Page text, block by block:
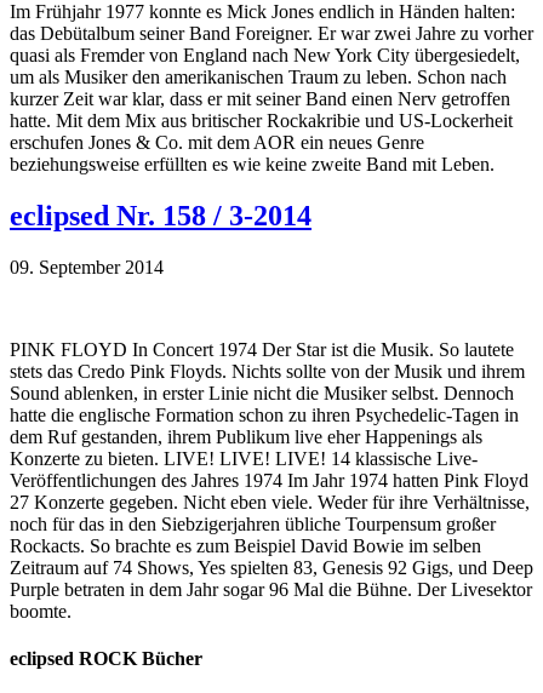
Im Frühjahr 1977 konnte es Mick Jones endlich in Händen halten:
das Debütalbum seiner Band Foreigner. Er war zwei Jahre zu vorher
quasi als Fremder von England nach New York City übergesiedelt,
um als Musiker den amerikanischen Traum zu leben. Schon nach
kurzer Zeit war klar, dass er mit seiner Band einen Nerv getroffen
hatte. Mit dem Mix aus britischer Rockakribie und US-Lockerheit
erschufen Jones & Co. mit dem AOR ein neues Genre
beziehungsweise erfüllten es wie keine zweite Band mit Leben.
eclipsed Nr. 158 / 3-2014
09. September 2014
PINK FLOYD In Concert 1974 Der Star ist die Musik. So lautete
stets das Credo Pink Floyds. Nichts sollte von der Musik und ihrem
Sound ablenken, in erster Linie nicht die Musiker selbst. Dennoch
hatte die englische Formation schon zu ihren Psychedelic-Tagen in
dem Ruf gestanden, ihrem Publikum live eher Happenings als
Konzerte zu bieten. LIVE! LIVE! LIVE! 14 klassische Live-
Veröffentlichungen des Jahres 1974 Im Jahr 1974 hatten Pink Floyd
27 Konzerte gegeben. Nicht eben viele. Weder für ihre Verhältnisse,
noch für das in den Siebzigerjahren übliche Tourpensum großer
Rockacts. So brachte es zum Beispiel David Bowie im selben
Zeitraum auf 74 Shows, Yes spielten 83, Genesis 92 Gigs, und Deep
Purple betraten in dem Jahr sogar 96 Mal die Bühne. Der Livesektor
boomte.
eclipsed ROCK Bücher